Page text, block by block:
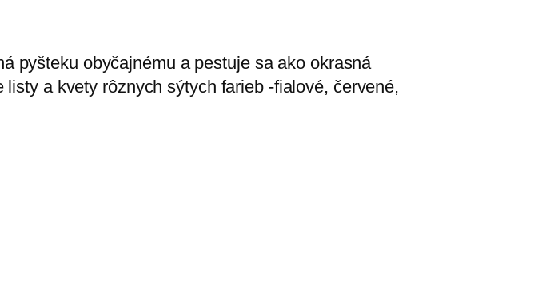
pyšteku obyčajnému a pestuje sa ako okrasná
a kvety rôznych sýtych farieb -fialové, červené,